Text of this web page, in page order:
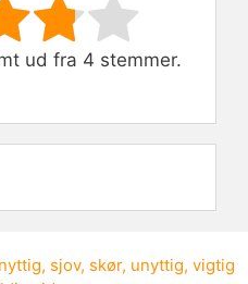
Submit Rating
ud fra 4 stemmer.
nyttig, sjov, skør, unyttig, vigtig